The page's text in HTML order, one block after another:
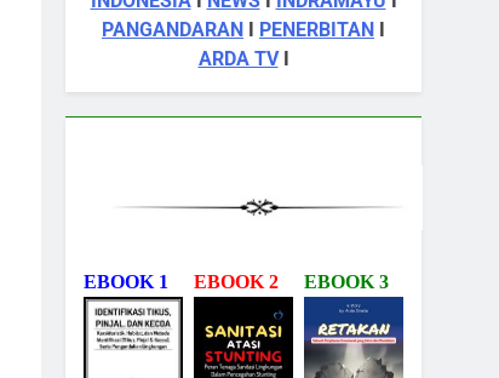
PANGANDARAN I PENERBITAN I
ARDA TVI
EBOOK 1 EBOOK 2 EBOOK 3